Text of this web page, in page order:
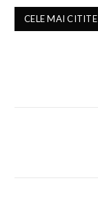
CELE MAI CITITE